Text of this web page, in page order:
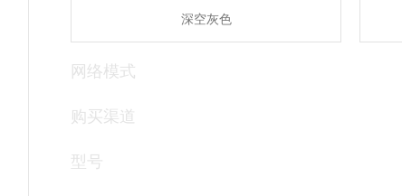
深空灰色
网络模式
购买渠道
型号